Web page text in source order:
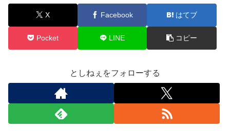
X Facebook はてブ
Pocket LINE コピー
としねぇをフォローする